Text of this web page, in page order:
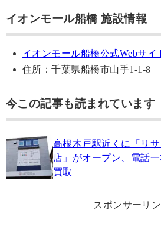
イオンモール船橋 施設情報
イオンモール船橋公式Webサイ
住所：千葉県船橋市山手1-1-8
今この記事も読まれています
高根木戸駅近くに「リ
店」がオープン、電話
買取
スポンサーリ